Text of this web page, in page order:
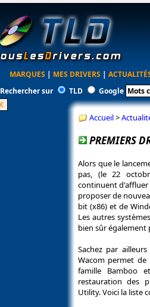
MARQUES | MES DRIVERS |
Rechercher sur
TLD Google
Accueil>
PREMIERS
Alors que le
pas, (le 22
continuent d'affluer
proposer de
bit (x86) et de
Les autres
bien sûr également
Sachez par
Wacom permet
famille Bamboo
restauration des
Utility. Voici la liste